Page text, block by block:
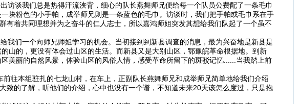
谈我们总是热得汗流浃背，细心的队长燕舞师兄便给每一个队员公费配了一条毛巾
块粉色的小手帕，成举师兄则是一条蓝色的毛巾。访谈时，我们把手帕或毛巾系在手
有着共同理想并为之奋斗的仁人志士，所以嘉鸿师姐突发其想给我们队起了一个虽不
们一个向师兄师姐学习的机会。当初接到到新县调查的消息，最为兴奋地是新县是
山的，更没有体会过山区的生活。而新县又是大别山区，鄂豫皖革命根据地。到新
美丽的自然风景，体验山区的风俗人情，感受革命所留下的斑驳记忆......当我踏上前
往本组驻扎的七龙山村，在车上，正副队长燕舞师兄和成举师兄简单地给我们介绍
致的了解，听他们的介绍，心中也没有一个谱，不知道未来20天该怎么度过，只是抱